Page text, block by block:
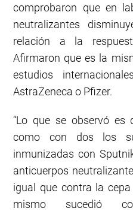
comprobaron que en
neutralizantes
relación a la
Afirmaron que es la
estudios
AstraZeneca o Pfizer.
“Lo que se observó
como con dos los
inmunizadas con
anticuerpos
igual que contra la
mismo sucedió